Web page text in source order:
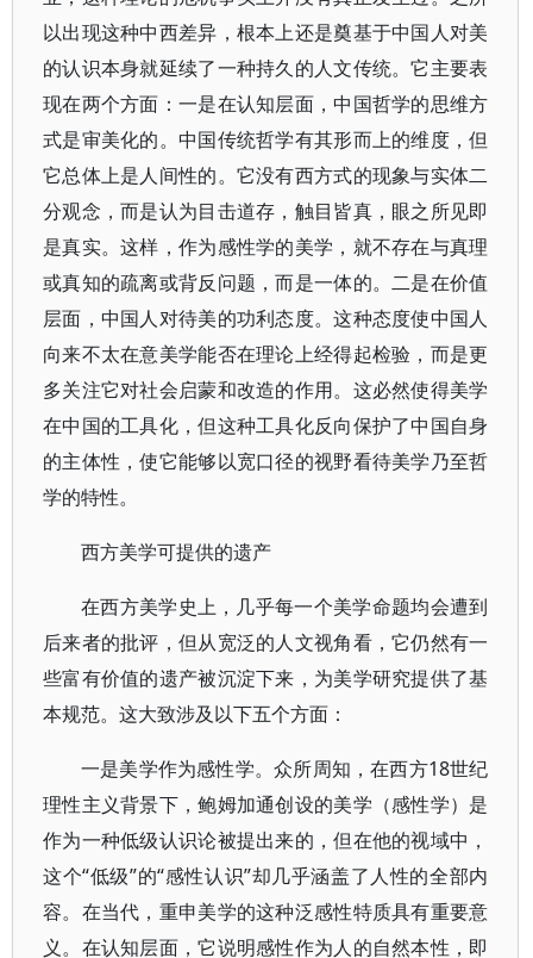
以出现这种中西差异，根本上还是奠基于中国人对美
的认识本身就延续了一种持久的人文传统。它主要表
现在两个方面：一是在认知层面，中国哲学的思维方
式是审美化的。中国传统哲学有其形而上的维度，但
它总体上是人间性的。它没有西方式的现象与实体二
分观念，而是认为目击道存，触目皆真，眼之所见即
是真实。这样，作为感性学的美学，就不存在与真理
或真知的疏离或背反问题，而是一体的。二是在价值
层面，中国人对待美的功利态度。这种态度使中国人
向来不太在意美学能否在理论上经得起检验，而是更
多关注它对社会启蒙和改造的作用。这必然使得美学
在中国的工具化，但这种工具化反向保护了中国自身
的主体性，使它能够以宽口径的视野看待美学乃至哲
学的特性。
西方美学可提供的遗产
在西方美学史上，几乎每一个美学命题均会遭到
后来者的批评，但从宽泛的人文视角看，它仍然有一
些富有价值的遗产被沉淀下来，为美学研究提供了基
本规范。这大致涉及以下五个方面：
一是美学作为感性学。众所周知，在西方18世纪
理性主义背景下，鲍姆加通创设的美学（感性学）是
作为一种低级认识论被提出来的，但在他的视域中，
这个“低级”的“感性认识”却几乎涵盖了人性的全部内
容。在当代，重申美学的这种泛感性特质具有重要意
义。在认知层面，它说明感性作为人的自然本性，即